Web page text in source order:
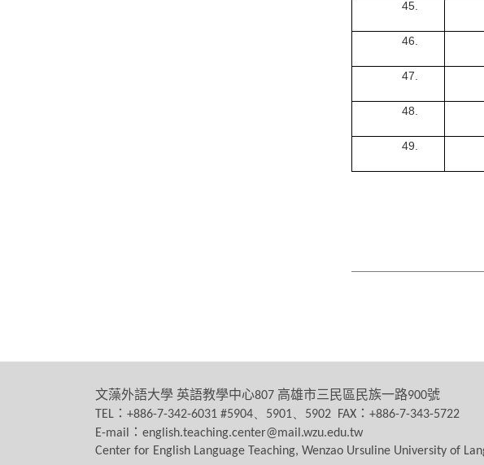
文藻外語大學 英語教學中心807 高雄市三民區民族一路900號
TEL ： +886-7-342-6031 #5904、5901、5902 FAX ： +886-7-343-5722
E-mail
： english.teaching.center@mail.wzu.edu.tw
Center for English Language Teaching, Wenzao Ursuline University of